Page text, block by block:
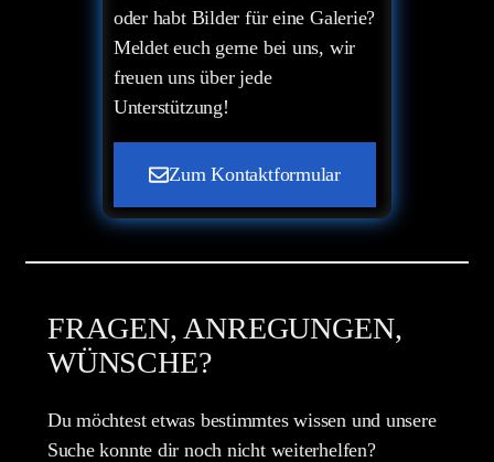
oder habt Bilder für eine Galerie?
Meldet euch gerne bei uns, wir
freuen uns über jede
Unterstützung!
Zum Kontaktformular
FRAGEN, ANREGUNGEN,
WÜNSCHE?
Du möchtest etwas bestimmtes wissen und unsere
Suche konnte dir noch nicht weiterhelfen?